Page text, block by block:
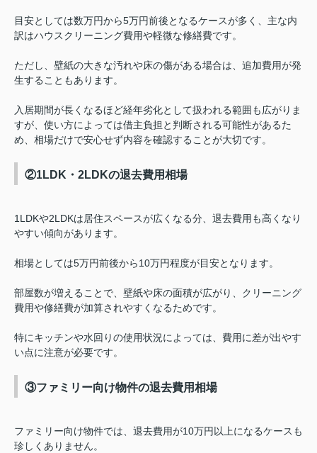
目安としては数万円から5万円前後となるケースが多く、主な内
訳はハウスクリーニング費用や軽微な修繕費です。
ただし、壁紙の大きな汚れや床の傷がある場合は、追加費用が発
生することもあります。
入居期間が長くなるほど経年劣化として扱われる範囲も広がりま
すが、使い方によっては借主負担と判断される可能性があるた
め、相場だけで安心せず内容を確認することが大切です。
②1LDK・2LDKの退去費用相場
1LDKや2LDKは居住スペースが広くなる分、退去費用も高くなり
やすい傾向があります。
相場としては5万円前後から10万円程度が目安となります。
部屋数が増えることで、壁紙や床の面積が広がり、クリーニング
費用や修繕費が加算されやすくなるためです。
特にキッチンや水回りの使用状況によっては、費用に差が出やす
い点に注意が必要です。
③ファミリー向け物件の退去費用相場
ファミリー向け物件では、退去費用が10万円以上になるケースも
珍しくありません。